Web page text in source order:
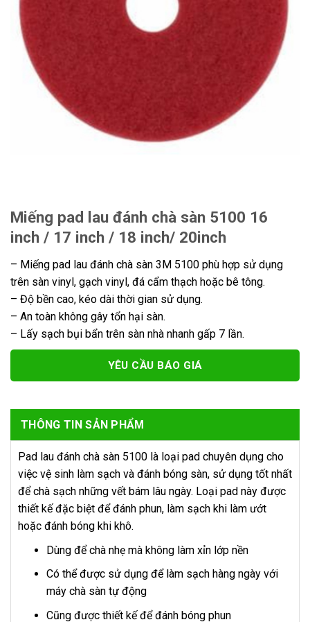
Miếng pad lau đánh chà sàn 5100 16
inch / 17 inch / 18 inch/ 20inch
– Miếng pad lau đánh chà sàn 3M 5100 phù hợp sử dụng
trên sàn vinyl, gạch vinyl, đá cẩm thạch hoặc bê tông.
– Độ bền cao, kéo dài thời gian sử dụng.
– An toàn không gây tổn hại sàn.
– Lấy sạch bụi bẩn trên sàn nhà nhanh gấp 7 lần.
YÊU CẦU BÁO GIÁ
THÔNG TIN SẢN PHẨM
Pad lau đánh chà sàn 5100 là loại pad chuyên dụng cho
việc vệ sinh làm sạch và đánh bóng sàn, sử dụng tốt nhất
để chà sạch những vết bám lâu ngày. Loại pad này được
thiết kế đặc biệt để đánh phun, làm sạch khi làm ướt
hoặc đánh bóng khi khô.
Dùng để chà nhẹ mà không làm xỉn lớp nền
Có thể được sử dụng để làm sạch hàng ngày với
máy chà sàn tự động
Cũng được thiết kế để đánh bóng phun